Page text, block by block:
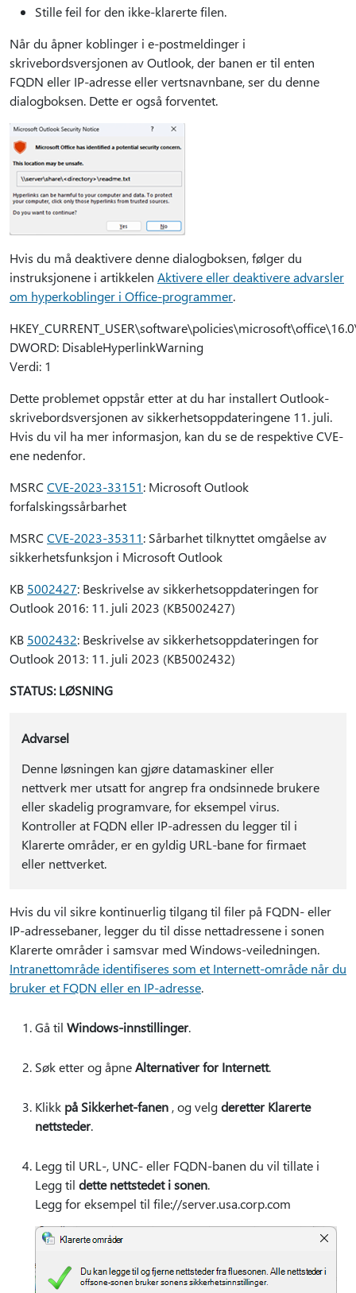
Stille feil for den ikke-klarerte filen.
Når du åpner koblinger i e-postmeldinger i
skrivebordsversjonen av Outlook, der banen er til enten
FQDN eller IP-adresse eller vertsnavnbane, ser du denne
dialogboksen. Dette er også forventet.
Hvis du må deaktivere denne dialogboksen, følger du
instruksjonene i artikkelen Aktivere eller deaktivere advarsler
om hyperkoblinger i Office-programmer.
DWORD: DisableHyperlinkWarning
Verdi: 1
Dette problemet oppstår etter at du har installert Outlook-
skrivebordsversjonen av sikkerhetsoppdateringene 11. juli.
Hvis du vil ha mer informasjon, kan du se de respektive CVE-
ene nedenfor.
MSRC CVE-2023-33151: Microsoft Outlook
forfalskingssårbarhet
MSRC CVE-2023-35311: Sårbarhet tilknyttet omgåelse av
sikkerhetsfunksjon i Microsoft Outlook
KB 5002427: Beskrivelse av sikkerhetsoppdateringen for
Outlook 2016: 11. juli 2023 (KB5002427)
KB 5002432: Beskrivelse av sikkerhetsoppdateringen for
Outlook 2013: 11. juli 2023 (KB5002432)
STATUS: LØSNING
Advarsel
Denne løsningen kan gjøre datamaskiner eller
nettverk mer utsatt for angrep fra ondsinnede brukere
eller skadelig programvare, for eksempel virus.
Kontroller at FQDN eller IP-adressen du legger til i
Klarerte områder, er en gyldig URL-bane for firmaet
eller nettverket.
Hvis du vil sikre kontinuerlig tilgang til filer på FQDN- eller
IP-adressebaner, legger du til disse nettadressene i sonen
Klarerte områder i samsvar med Windows-veiledningen.
Intranettområde identifiseres som et Internett-område når du
bruker et FQDN eller en IP-adresse.
Gå til Windows-innstillinger.
Søk etter og åpneAlternativer for Internett.
Klikk på Sikkerhet-fanen , og velgderetter Klarerte
nettsteder.
Legg til URL-, UNC- eller FQDN-banen du vil tillate i
Legg til dette nettstedet i sonen.
Legg for eksempel til file://server.usa.corp.com